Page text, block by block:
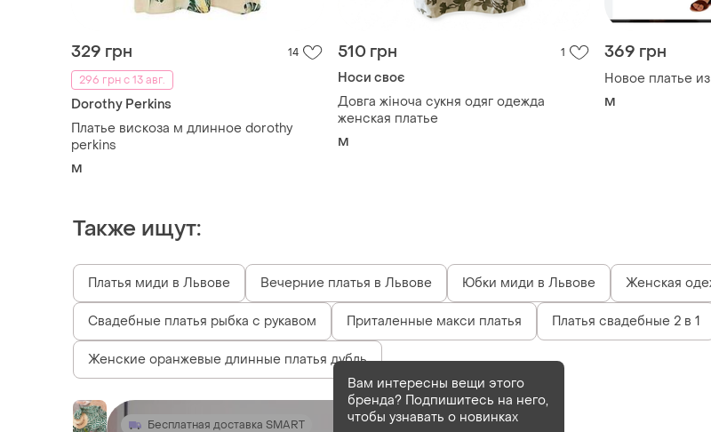
329 грн
14
296 грн с 13 авг.
Dorothy Perkins
Платье вискоза м длинное dorothy
perkins
M
510 грн 1
Носи своє
Довга жіноча сукня одяг одежда
женская платье
M
369 грн
Новое платье
M
Также ищут:
Платья миди в Львове Вечерние платья в Львове Юбки миди в Львове Женская
Свадебные платья рыбка с рукавом Приталенные макси платья Платья свадебные 2 в 1
Женские оранжевые длинные платья дубль
Бесплатная доставка SMART
Деактивирован 1 шт
Вам интересны вещи этого
бренда? Подпишитесь на него,
чтобы узнавать о новинках